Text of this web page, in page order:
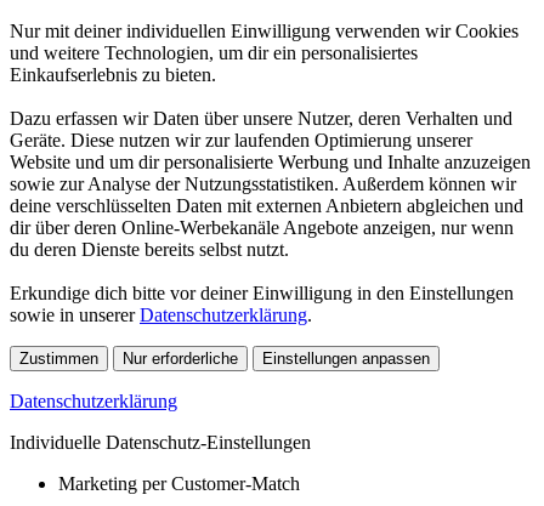
Nur mit deiner individuellen Einwilligung verwenden wir Cookies
und weitere Technologien, um dir ein personalisiertes
Einkaufserlebnis zu bieten.
Dazu erfassen wir Daten über unsere Nutzer, deren Verhalten und
Geräte. Diese nutzen wir zur laufenden Optimierung unserer
Website und um dir personalisierte Werbung und Inhalte anzuzeigen
sowie zur Analyse der Nutzungsstatistiken. Außerdem können wir
deine verschlüsselten Daten mit externen Anbietern abgleichen und
dir über deren Online-Werbekanäle Angebote anzeigen, nur wenn
du deren Dienste bereits selbst nutzt.
Erkundige dich bitte vor deiner Einwilligung in den Einstellungen
sowie in unsererDatenschutzerklärung.
Zustimmen Nur erforderliche Einstellungen anpassen
Datenschutzerklärung
Individuelle Datenschutz-Einstellungen
Marketing per Customer-Match